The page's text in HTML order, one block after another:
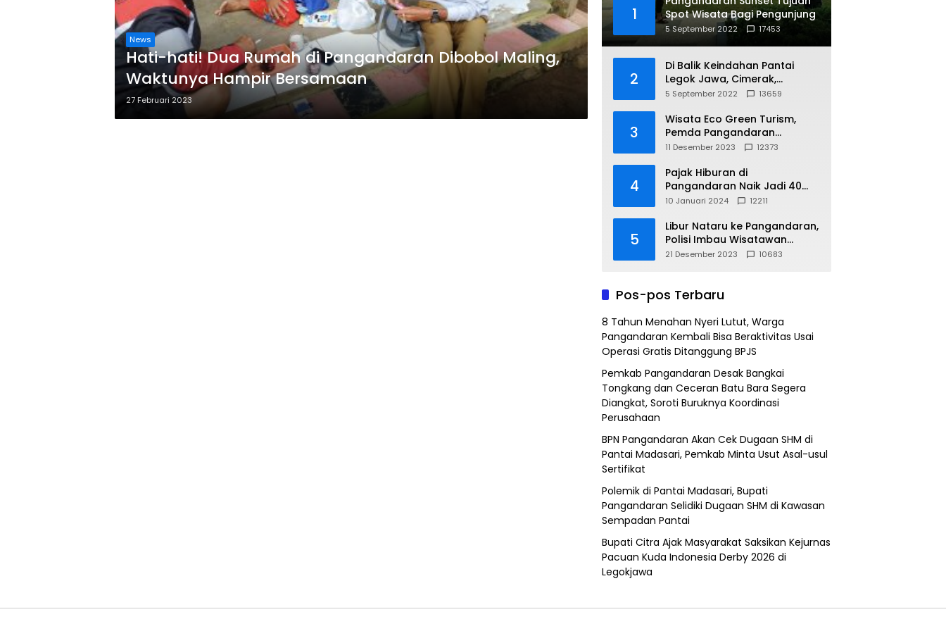
News
Hati-hati! Dua Rumah di Pangandaran Dibobol Maling,
Waktunya Hampir Bersamaan
27 Februari 2023
1
Spot Wisata Bagi Pengunjung
5 September 2022 17453
2
Di Balik Keindahan Pantai
Legok Jawa, Cimerak,
Pangandaran
5 September 2022 13659
3
Wisata Eco Green Turism,
Pemda Pangandaran
Gandeng PLN
11 Desember 2023 12373
4
Pajak Hiburan di
Pangandaran Naik Jadi 40
Persen
10 Januari 2024 12211
5
Libur Nataru ke Pangandaran,
Polisi Imbau Wisatawan
Gunakan Jalur Arteri
21 Desember 2023 10683
Pos-pos Terbaru
8 Tahun Menahan Nyeri Lutut, Warga
Pangandaran Kembali Bisa Beraktivitas Usai
Operasi Gratis Ditanggung BPJS
Pemkab Pangandaran Desak Bangkai
Tongkang dan Ceceran Batu Bara Segera
Diangkat, Soroti Buruknya Koordinasi
Perusahaan
BPN Pangandaran Akan Cek Dugaan SHM di
Pantai Madasari, Pemkab Minta Usut Asal-usul
Sertifikat
Polemik di Pantai Madasari, Bupati
Pangandaran Selidiki Dugaan SHM di Kawasan
Sempadan Pantai
Bupati Citra Ajak Masyarakat Saksikan Kejurnas
Pacuan Kuda Indonesia Derby 2026 di
Legokjawa